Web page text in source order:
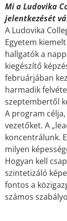
Mi a Ludovika
jelentkezését
A Ludovika
Egyetem
hallgatók a
kiegészítő
februárjában
harmadik
szeptembertől
A program
vezetőket. A
koncentrálunk.
milyen
Hogyan kell
szintetizáló
fontos a
számos